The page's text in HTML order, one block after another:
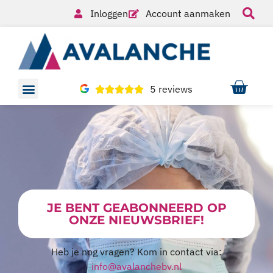
Inloggen Account aanmaken
5 reviews
JE BENT GEABONNEERD OP
ONZE NIEUWSBRIEF!
Heb je nog vragen? Kom in contact via:
info@avalanchebv.nl